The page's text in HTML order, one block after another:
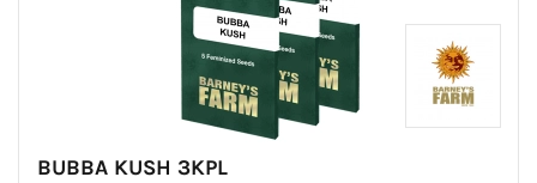
BUBBA KUSH 3KPL